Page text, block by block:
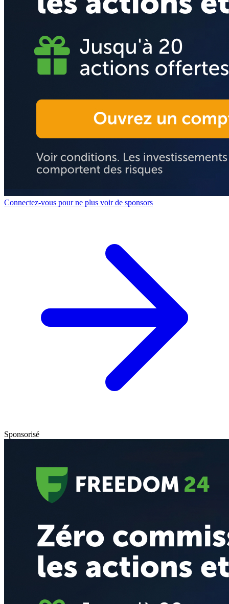
Connectez-vous pour ne plus voir de sponsors
Sponsorisé